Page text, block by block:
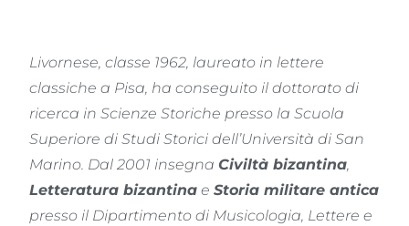
Livornese, classe 1962, laureato in lettere
classiche a Pisa, ha conseguito il dottorato di
ricerca in Scienze Storiche presso la Scuola
Superiore di Studi Storici dell’Università di San
Marino. Dal 2001 insegnaCiviltà bizantina,
Letteratura bizantina eStoria militare antica
presso il Dipartimento di Musicologia, Lettere e